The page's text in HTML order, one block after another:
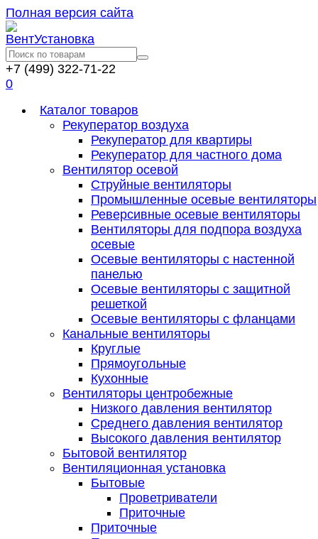
Полная версия сайта
+7 (499) 322-71-22
0
Каталог товаров
Рекуператор воздуха
Рекуператор для квартиры
Рекуператор для частного дома
Вентилятор осевой
Струйные вентиляторы
Промышленные осевые вентиляторы
Реверсивные осевые вентиляторы
Вентиляторы для подпора воздуха
осевые
Осевые вентиляторы с настенной
панелью
Осевые вентиляторы с защитной
решеткой
Осевые вентиляторы с фланцами
Канальные вентиляторы
Круглые
Прямоугольные
Кухонные
Вентиляторы центробежные
Низкого давления вентилятор
Среднего давления вентилятор
Высокого давления вентилятор
Бытовой вентилятор
Вентиляционная установка
Бытовые
Проветриватели
Приточные
Приточные